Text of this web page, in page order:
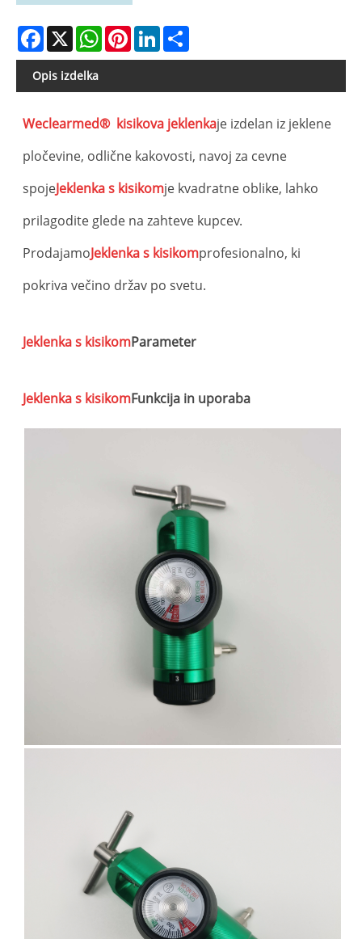
Facebook
X WhatsAppPinterestLinkedIn
Opis izdelka
Weclearmed® kisikova jeklenkaje izdelan iz jeklene
pločevine, odlične kakovosti, navoj za cevne
spojeJeklenka s kisikomje kvadratne oblike, lahko
prilagodite glede na zahteve kupcev.
ProdajamoJeklenka s kisikomprofesionalno, ki
pokriva večino držav po svetu.
Jeklenka s kisikomParameter
Jeklenka s kisikomFunkcija in uporaba